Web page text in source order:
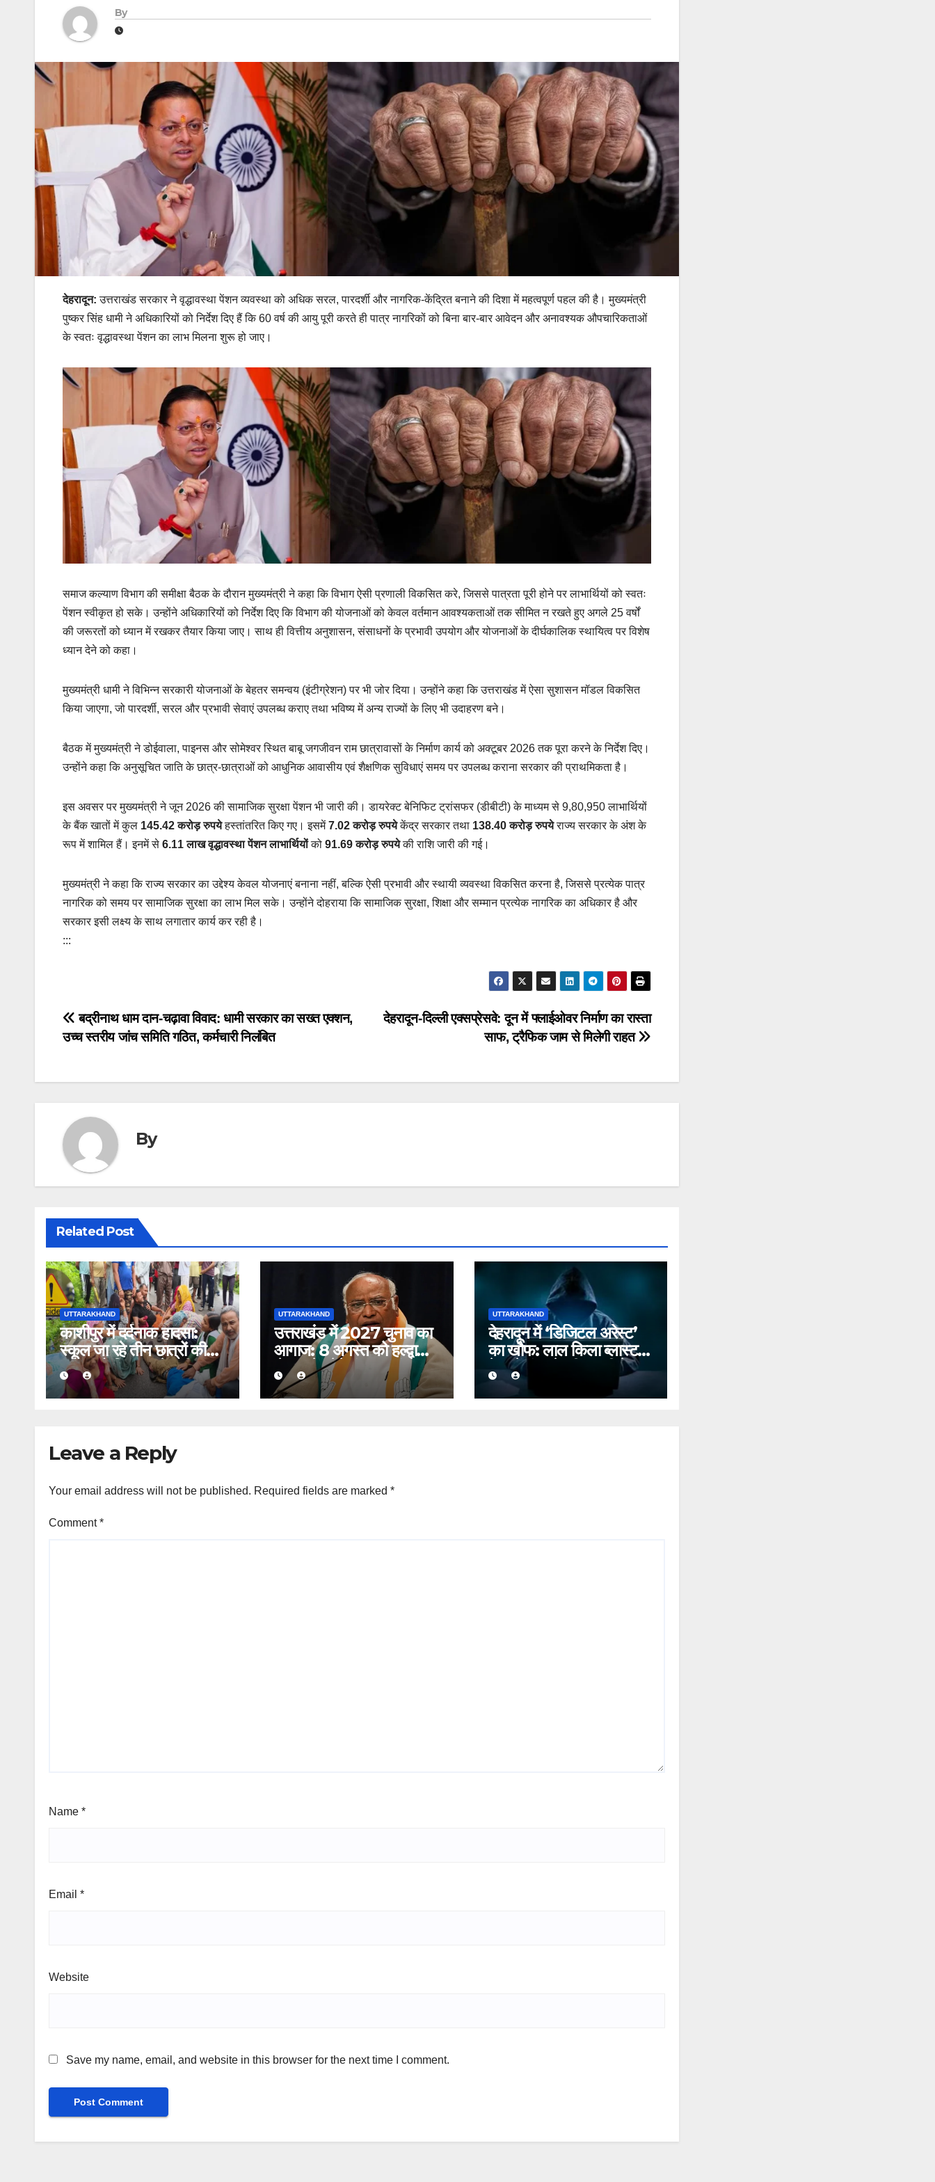
By
देहरादून: उत्तराखंड सरकार ने वृद्धावस्था पेंशन व्यवस्था को अधिक सरल, पारदर्शी और नागरिक-केंद्रित बनाने की दिशा में महत्वपूर्ण पहल की है। मुख्यमंत्री
पुष्कर सिंह धामी ने अधिकारियों को निर्देश दिए हैं कि 60 वर्ष की आयु पूरी करते ही पात्र नागरिकों को बिना बार-बार आवेदन और अनावश्यक औपचारिकताओं
के स्वतः वृद्धावस्था पेंशन का लाभ मिलना शुरू हो जाए।
समाज कल्याण विभाग की समीक्षा बैठक के दौरान मुख्यमंत्री ने कहा कि विभाग ऐसी प्रणाली विकसित करे, जिससे पात्रता पूरी होने पर लाभार्थियों को स्वतः
पेंशन स्वीकृत हो सके। उन्होंने अधिकारियों को निर्देश दिए कि विभाग की योजनाओं को केवल वर्तमान आवश्यकताओं तक सीमित न रखते हुए अगले 25 वर्षों
की जरूरतों को ध्यान में रखकर तैयार किया जाए। साथ ही वित्तीय अनुशासन, संसाधनों के प्रभावी उपयोग और योजनाओं के दीर्घकालिक स्थायित्व पर विशेष
ध्यान देने को कहा।
मुख्यमंत्री धामी ने विभिन्न सरकारी योजनाओं के बेहतर समन्वय (इंटीग्रेशन) पर भी जोर दिया। उन्होंने कहा कि उत्तराखंड में ऐसा सुशासन मॉडल विकसित
किया जाएगा, जो पारदर्शी, सरल और प्रभावी सेवाएं उपलब्ध कराए तथा भविष्य में अन्य राज्यों के लिए भी उदाहरण बने।
बैठक में मुख्यमंत्री ने डोईवाला, पाइनस और सोमेश्वर स्थित बाबू जगजीवन राम छात्रावासों के निर्माण कार्य को अक्टूबर 2026 तक पूरा करने के निर्देश दिए।
उन्होंने कहा कि अनुसूचित जाति के छात्र-छात्राओं को आधुनिक आवासीय एवं शैक्षणिक सुविधाएं समय पर उपलब्ध कराना सरकार की प्राथमिकता है।
इस अवसर पर मुख्यमंत्री ने जून 2026 की सामाजिक सुरक्षा पेंशन भी जारी की। डायरेक्ट बेनिफिट ट्रांसफर (डीबीटी) के माध्यम से 9,80,950 लाभार्थियों
के बैंक खातों में कुल 145.42 करोड़ रुपयेहस्तांतरित किए गए। इसमें7.02 करोड़ रुपयेकेंद्र सरकार तथा 138.40 करोड़ रुपयेराज्य सरकार के अंश के
रूप में शामिल हैं। इनमें से 6.11 लाख वृद्धावस्था पेंशन लाभार्थियोंको 91.69 करोड़ रुपयेकी राशि जारी की गई।
मुख्यमंत्री ने कहा कि राज्य सरकार का उद्देश्य केवल योजनाएं बनाना नहीं, बल्कि ऐसी प्रभावी और स्थायी व्यवस्था विकसित करना है, जिससे प्रत्येक पात्र
नागरिक को समय पर सामाजिक सुरक्षा का लाभ मिल सके। उन्होंने दोहराया कि सामाजिक सुरक्षा, शिक्षा और सम्मान प्रत्येक नागरिक का अधिकार है और
सरकार इसी लक्ष्य के साथ लगातार कार्य कर रही है।
:::
Post
navigation
देहरादून-दिल्ली एक्सप्रेसवे: दून में फ्लाईओवर निर्माण का रास्ता
साफ, ट्रैफिक जाम से मिलेगी राहत
बद्रीनाथ धाम दान-चढ़ावा विवाद: धामी सरकार का सख्त एक्शन,
उच्च स्तरीय जांच समिति गठित, कर्मचारी निलंबित
By
Related Post
UTTARAKHAND
काशीपुर में दर्दनाक हादसा:
स्कूल जा रहे तीन छात्रों की
बाइक को पिकअप ने मारी
टक्कर, एक की मौत, दो घायल
UTTARAKHAND
उत्तराखंड में 2027 चुनाव का
आगाज: 8 अगस्त को हल्द्वानी
से खड़गे भरेंगे हुंकार, कांग्रेस
का शक्ति प्रदर्शन
UTTARAKHAND
देहरादून में ‘डिजिटल अरेस्ट’
का खौफ: लाल किला ब्लास्ट
केस में फंसाने की धमकी देकर
बुजुर्ग से ठगे ₹13 लाख
Leave a Reply
Your email address will not be published. Required fields are marked *
Comment*
Name *
Email *
Website
Save my name, email, and website in this browser for the next time I comment.